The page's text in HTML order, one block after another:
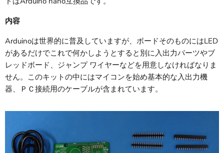
内容
Arduinoは世界的に普及していますが、ボードそのものにはLED
があるだけでこれで何かしようとすると別に入出力パーツやブ
レッドボード、ジャンプ ワイヤーなどを用意しなければなりま
せん。このキットの中にはマイコンを始め基本的な入出力機
器、ＰＣ接続用のケーブルが含まれています。